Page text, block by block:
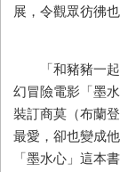
展，令觀眾彷彿
「和豬豬一起
幻冒險電影「墨
裝訂商莫（布蘭
最愛，卻也變成
「墨水心」這本